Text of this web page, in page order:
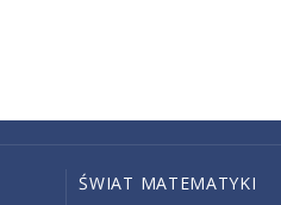
ŚWIAT MATEMATYKI